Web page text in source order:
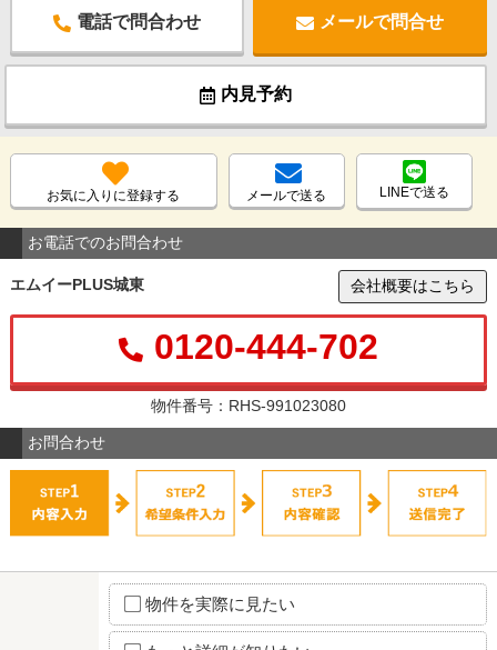
電話で問合わせ メールで問合せ
内見予約
お気に入りに登録する メールで送る LINEで送る
お電話でのお問合わせ
エムイーPLUS城東 会社概要はこちら
0120-444-702
物件番号：RHS-991023080
お問合わせ
物件を実際に見たい